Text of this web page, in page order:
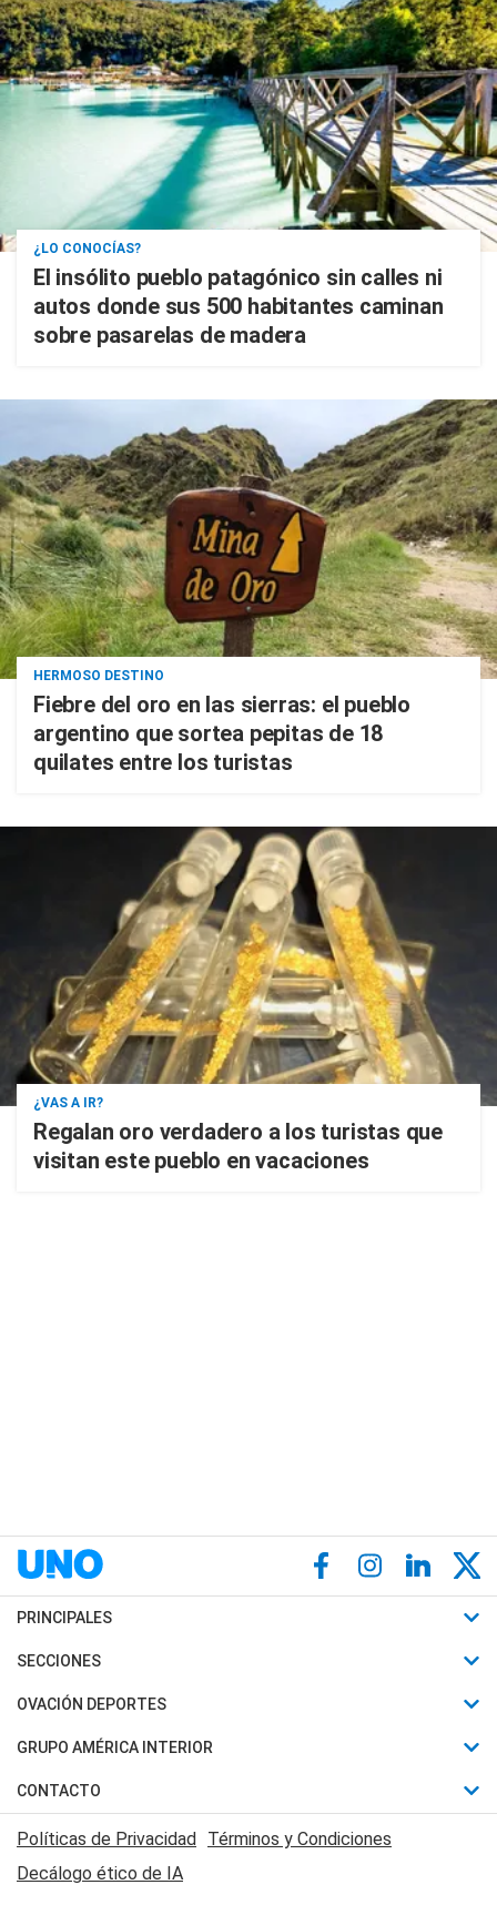
¿LO CONOCÍAS?
El insólito pueblo patagónico sin calles ni
autos donde sus 500 habitantes caminan
sobre pasarelas de madera
HERMOSO DESTINO
Fiebre del oro en las sierras: el pueblo
argentino que sortea pepitas de 18
quilates entre los turistas
¿VAS A IR?
Regalan oro verdadero a los turistas que
visitan este pueblo en vacaciones
PRINCIPALES
Últimas Noticias
Política
Judiciales
Economia
SECCIONES
Horóscopo
Motores
Trucos caseros
Series y Películas
Edictos y Solicitadas
OVACIÓN DEPORTES
Fútbol
Mundial
Automovilismo
Rugby
GRUPO AMÉRICA INTERIOR
Canal 7 en Vivo
CONTACTO
Acerca de Nosotros
Contactanos
Políticas de Privacidad Términos y Condiciones
Decálogo ético de IA